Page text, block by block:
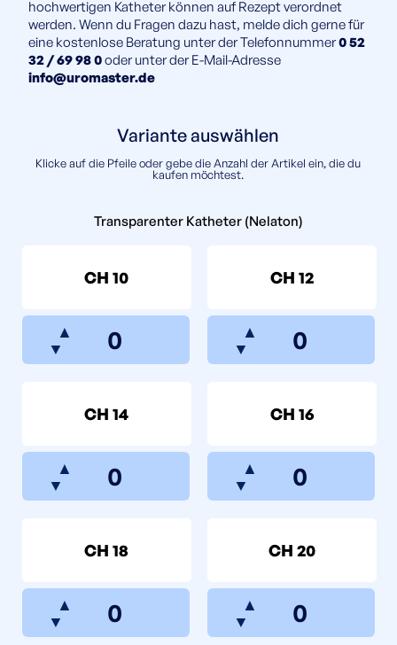
hochwertigen Katheter können auf Rezept verordnet
werden. Wenn du Fragen dazu hast, melde dich gerne für
eine kostenlose Beratung unter der Telefonnummer0 52
32 / 69 98 0oder unter der E-Mail-Adresse
info@uromaster.de
Variante auswählen
Klicke auf die Pfeile oder gebe die Anzahl der Artikel ein, die du
kaufen möchtest.
Transparenter Katheter (Nelaton)
CH 10
▲
▼
CH 12
▲
▼
CH 14
▲
▼
CH 16
▲
▼
CH 18
▲
▼
CH 20
▲
▼